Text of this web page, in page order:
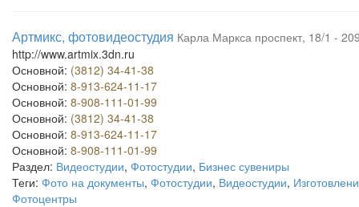
Артмикс, фотовидеостудия Карла Маркса проспект, 18/1 -
http://www.artmix.3dn.ru
Основной: (3812) 34-41-38
Основной: 8-913-624-11-17
Основной: 8-908-111-01-99
Основной: (3812) 34-41-38
Основной: 8-913-624-11-17
Основной: 8-908-111-01-99
Раздел: Видеостудии, Фотостудии, Бизнес сувениры
Теги: Фото на документы, Фотостудии, Видеостудии,
Фотоцентры